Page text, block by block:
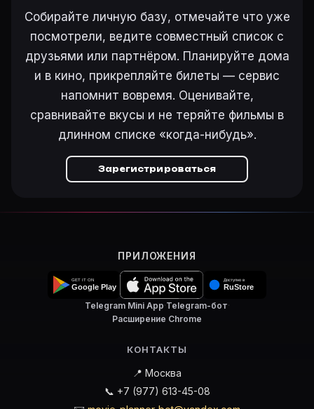
Собирайте личную базу, отмечайте что уже
посмотрели, ведите совместный список с
друзьями или партнёром. Планируйте дома
и в кино, прикрепляйте билеты — сервис
напомнит вовремя. Оценивайте,
сравнивайте вкусы и не теряйте фильмы в
длинном списке «когда-нибудь».
Зарегистрироваться
ПРИЛОЖЕНИЯ
Telegram Mini App·Telegram-бот·
Расширение Chrome
КОНТАКТЫ
📍 Москва
📞 +7 (977) 613-45-08